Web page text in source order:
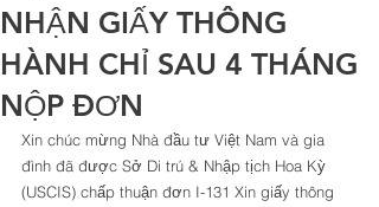
NHẬN GIẤY THÔNG
HÀNH CHỈ SAU 4 THÁNG
NỘP ĐƠN
Xin chúc mừng Nhà đầu tư Việt Nam và gia
đình đã được Sở Di trú & Nhập tịch Hoa Kỳ
(USCIS) chấp thuận đơn I-131 Xin giấy thông